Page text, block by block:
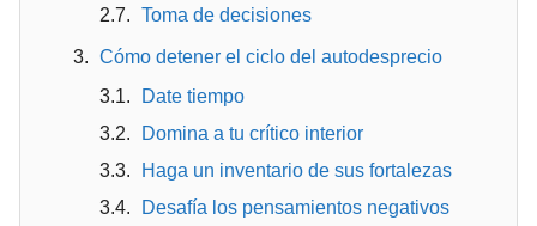
Toma de decisiones
Cómo detener el ciclo del autodesprecio
Date tiempo
Domina a tu crítico interior
Haga un inventario de sus fortalezas
Desafía los pensamientos negativos